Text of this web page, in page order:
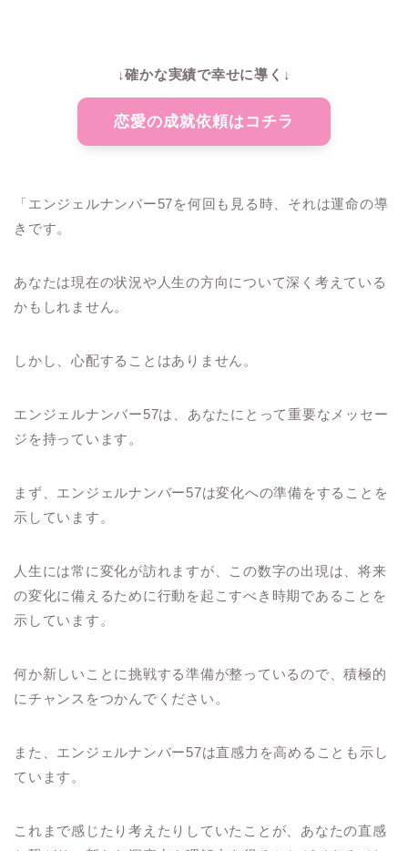
↓確かな実績で幸せに導く↓
恋愛の成就依頼はコチラ
「エンジェルナンバー57を何回も見る時、それは運命の導
きです。
あなたは現在の状況や人生の方向について深く考えている
かもしれません。
しかし、心配することはありません。
エンジェルナンバー57は、あなたにとって重要なメッセー
ジを持っています。
まず、エンジェルナンバー57は変化への準備をすることを
示しています。
人生には常に変化が訪れますが、この数字の出現は、将来
の変化に備えるために行動を起こすべき時期であることを
示しています。
何か新しいことに挑戦する準備が整っているので、積極的
にチャンスをつかんでください。
また、エンジェルナンバー57は直感力を高めることも示し
ています。
これまで感じたり考えたりしていたことが、あなたの直感